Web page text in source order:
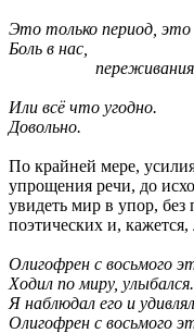
Это только период, это
Боль в нас,
переживания в
Или всё что угодно.
Довольно.
По крайней мере,
упрощения речи, до
увидеть мир в упор, без
поэтических и,
Олигофрен с восьмого
Ходил по миру, улыбался.
Я наблюдал его и
Олигофрен с восьмого